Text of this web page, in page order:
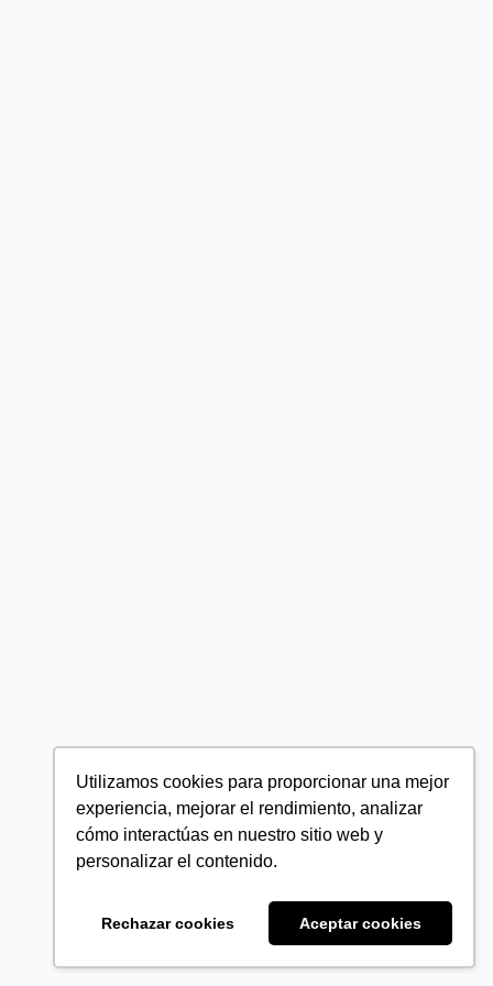
Utilizamos cookies para proporcionar una mejor
experiencia, mejorar el rendimiento, analizar
cómo interactúas en nuestro sitio web y
personalizar el contenido.
Rechazar cookies Aceptar cookies